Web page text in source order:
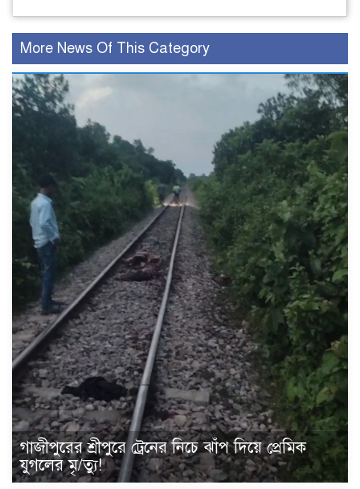
More News Of This Category
গাজীপুরের শ্রীপুরে ট্রেনের নিচে ঝাঁপ দিয়ে প্রেমিক
যুগলের মৃ/ত্যু!